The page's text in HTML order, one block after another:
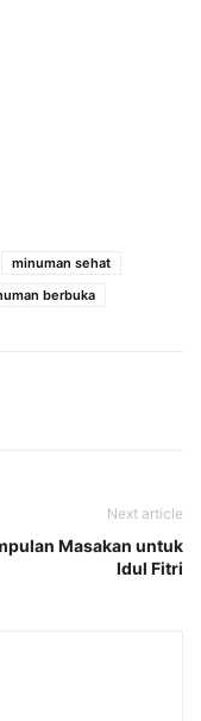
minuman sehat
berbuka
Next article
Masakan untuk
Idul Fitri